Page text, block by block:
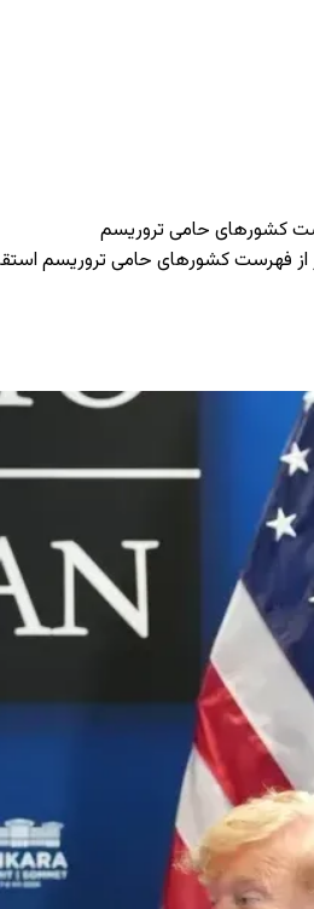
کشورهای حامی تروریسم
از فهرست کشورهای حامی تروریسم